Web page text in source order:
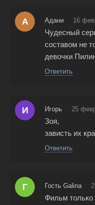
А Адани 16
Чудесный
составом не
девочки
Ответить
И Игорь 25
Зоя,
зависть их
Ответить
Г Гость Galina
Фильм только